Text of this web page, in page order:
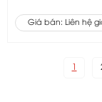
Giá bán: Liên hệ